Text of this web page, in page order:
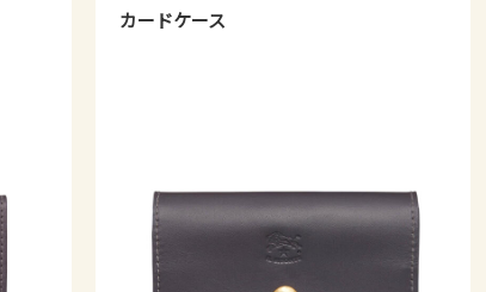
カードケース